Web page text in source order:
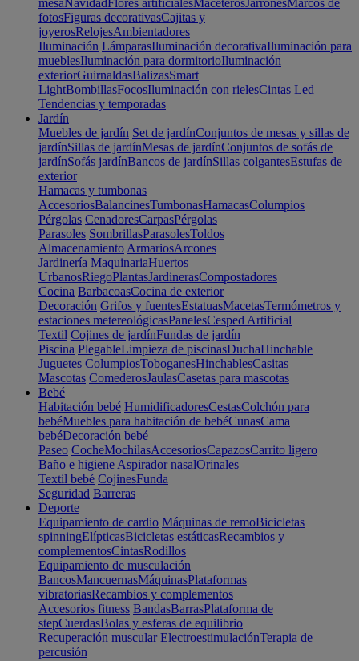
mesaNavidadFlores artificialesMaceterosJarronesMarcos de
fotosFiguras decorativasCajitas y
joyerosRelojesAmbientadores
Iluminación LámparasIluminación decorativaIluminación para
mueblesIluminación para dormitorioIluminación
exteriorGuirnaldasBalizasSmart
LightBombillasFocosIluminación con rielesCintas Led
Tendencias y temporadas
Jardín
Muebles de jardín Set de jardínConjuntos de mesas y sillas de
jardínSillas de jardínMesas de jardínConjuntos de sofás de
jardínSofás jardínBancos de jardínSillas colgantesEstufas de
exterior
Hamacas y tumbonas
AccesoriosBalancinesTumbonasHamacasColumpios
Pérgolas CenadoresCarpasPérgolas
Parasoles SombrillasParasolesToldos
Almacenamiento ArmariosArcones
Jardinería MaquinariaHuertos
UrbanosRiegoPlantasJardinerasCompostadores
Cocina BarbacoasCocina de exterior
Decoración Grifos y fuentesEstatuasMacetasTermómetros y
estaciones metereológicasPanelesCesped Artificial
Textil Cojines de jardínFundas de jardín
Piscina PlegableLimpieza de piscinasDuchaHinchable
Juguetes ColumpiosToboganesHinchablesCasitas
Mascotas ComederosJaulasCasetas para mascotas
Bebé
Habitación bebé HumidificadoresCestasColchón para
bebéMuebles para habitación de bebéCunasCama
bebéDecoración bebé
Paseo CocheMochilasAccesoriosCapazosCarrito ligero
Baño e higiene Aspirador nasalOrinales
Textil bebé CojinesFunda
Seguridad Barreras
Deporte
Equipamiento de cardio Máquinas de remoBicicletas
spinningElípticasBicicletas estáticasRecambios y
complementosCintasRodillos
Equipamiento de musculación
BancosMancuernasMáquinasPlataformas
vibratoriasRecambios y complementos
Accesorios fitness BandasBarrasPlataforma de
stepCuerdasBolas y esferas de equilibrio
Recuperación muscular ElectroestimulaciónTerapia de
percusión